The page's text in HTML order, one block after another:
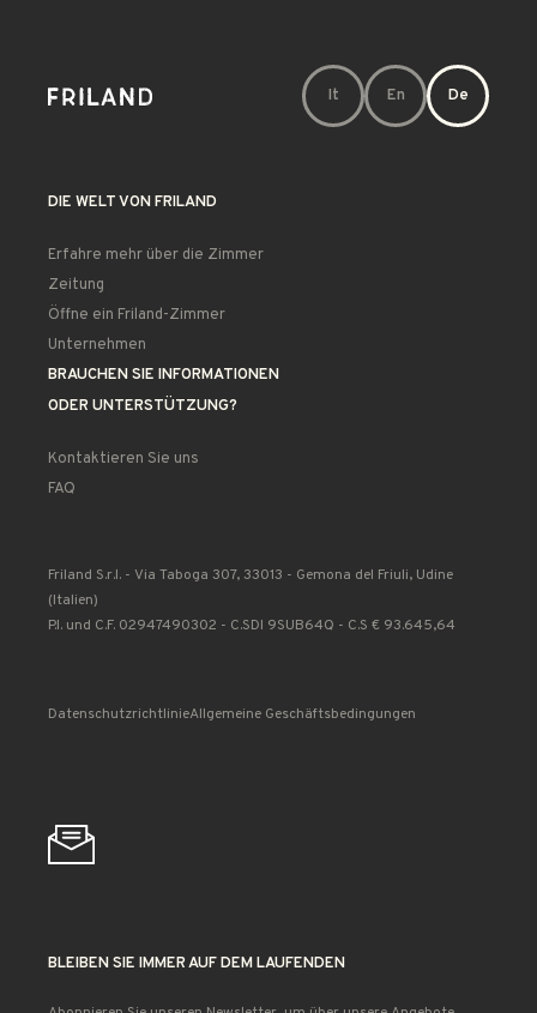
It En De
DIE WELT VON FRILAND
Erfahre mehr über die Zimmer
Zeitung
Öffne ein Friland-Zimmer
Unternehmen
BRAUCHEN SIE INFORMATIONEN
ODER UNTERSTÜTZUNG?
Kontaktieren Sie uns
FAQ
Friland S.r.l. - Via Taboga 307, 33013 - Gemona del Friuli, Udine
(Italien)
P.I. und C.F. 02947490302 - C.SDI 9SUB64Q - C.S € 93.645,64
DatenschutzrichtlinieAllgemeine Geschäftsbedingungen
BLEIBEN SIE IMMER AUF DEM LAUFENDEN